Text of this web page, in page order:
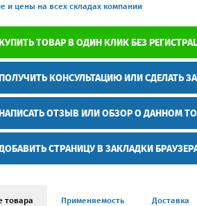
и цены на всех складах компании
ТОВАР В ОДИН КЛИК БЕЗ
ПОЛУЧИТЬ КОНСУЛЬТАЦИЮ ИЛИ СДЕЛАТЬ
НАПИСАТЬ ОТЗЫВ ИЛИ ОБЗОР О ДАННОМ
СТРАНИЦУ В ЗАКЛАДКИ
товара Применяемость Доставка